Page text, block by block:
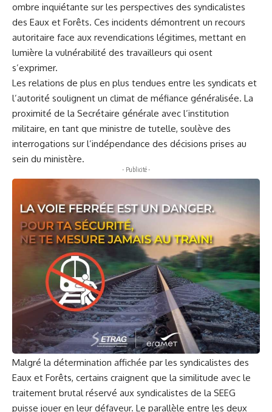
ombre inquiétante sur les perspectives des syndicalistes
des Eaux et Forêts. Ces incidents démontrent un recours
autoritaire face aux revendications légitimes, mettant en
lumière la vulnérabilité des travailleurs qui osent
s’exprimer.
Les relations de plus en plus tendues entre les syndicats et
l’autorité soulignent un climat de méfiance généralisée. La
proximité de la Secrétaire générale avec l’institution
militaire, en tant que ministre de tutelle, soulève des
interrogations sur l’indépendance des décisions prises au
sein du ministère.
- Publicité -
Malgré la détermination affichée par les syndicalistes des
Eaux et Forêts, certains craignent que la similitude avec le
traitement brutal réservé aux syndicalistes de la SEEG
puisse jouer en leur défaveur. Le parallèle entre les deux